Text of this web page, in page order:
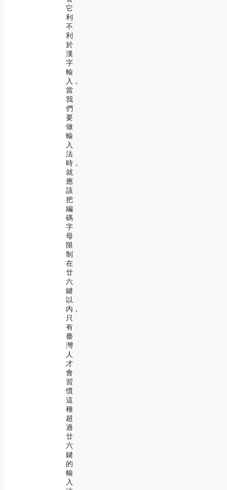
它
利
不
利
於
漢
字
輸
入，
當
我
們
要
做
輸
入
法
時，
就
應
該
把
編
碼
字
母
限
制
在
廿
六
鍵
以
內，
只
有
臺
灣
人
才
會
習
慣
這
種
超
過
廿
六
鍵
的
輸
入